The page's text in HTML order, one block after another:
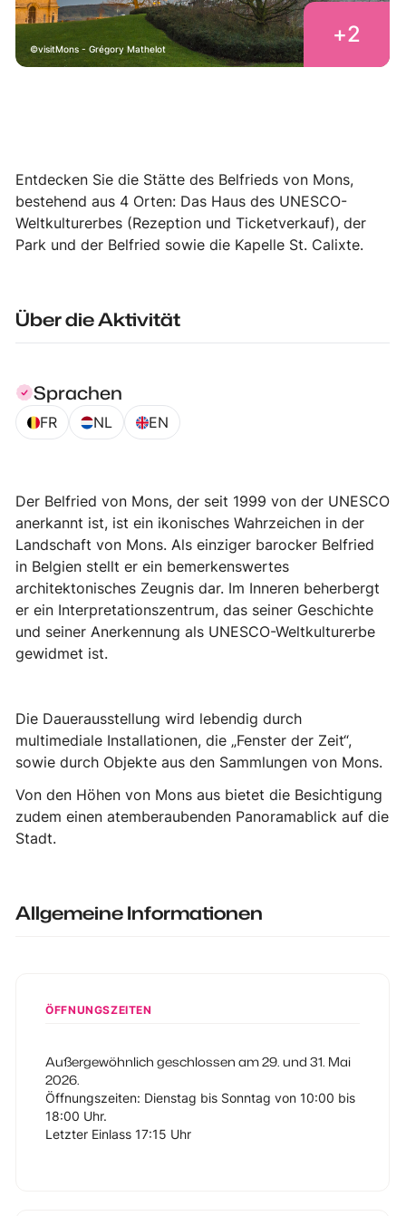
visitMons - Grégory Mathelot
+2
Entdecken Sie die Stätte des Belfrieds von Mons,
bestehend aus 4 Orten: Das Haus des UNESCO-
Weltkulturerbes (Rezeption und Ticketverkauf), der
Park und der Belfried sowie die Kapelle St. Calixte.
Über die Aktivität
Sprachen
FR NL EN
Der Belfried von Mons, der seit 1999 von der UNESCO
anerkannt ist, ist ein ikonisches Wahrzeichen in der
Landschaft von Mons. Als einziger barocker Belfried
in Belgien stellt er ein bemerkenswertes
architektonisches Zeugnis dar. Im Inneren beherbergt
er ein Interpretationszentrum, das seiner Geschichte
und seiner Anerkennung als UNESCO-Weltkulturerbe
gewidmet ist.
Die Dauerausstellung wird lebendig durch
multimediale Installationen, die „Fenster der Zeit“,
sowie durch Objekte aus den Sammlungen von Mons.
Von den Höhen von Mons aus bietet die Besichtigung
zudem einen atemberaubenden Panoramablick auf die
Stadt.
Allgemeine Informationen
ÖFFNUNGSZEITEN
Außergewöhnlich geschlossen am 29. und 31. Mai
2026.
Öffnungszeiten: Dienstag bis Sonntag von 10:00 bis
18:00 Uhr.
Letzter Einlass 17:15 Uhr